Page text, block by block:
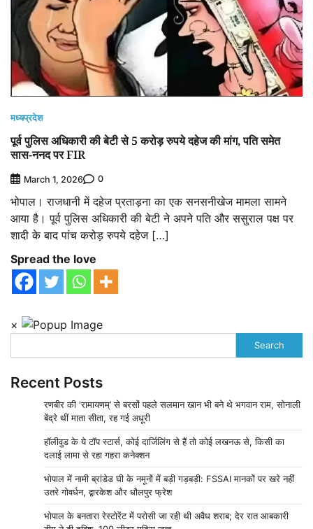
मध्यप्रदेश
पूर्व पुलिस अधिकारी की बेटी से 5 करोड़ रुपये दहेज की मांग, पति समेत
सास-ननद पर FIR
March 1, 2026 0
भोपाल। राजधानी में दहेज प्रताड़ना का एक सनसनीखेज मामला सामने
आया है। पूर्व पुलिस अधिकारी की बेटी ने अपने पति और ससुराल पक्ष पर
शादी के बाद पांच करोड़ रुपये दहेज […]
Spread the love
×
Search
Recent Posts
रणबीर की ‘रामायणम्’ से बरसों पहले सलमान खान भी बने थे भगवान राम, सोनाली
बेंद्रे थीं माता सीता, रह गई अधूरी
हॉलीवुड के ये टॉप स्टार्स, कोई दार्जिलिंग से हैं तो कोई लखनऊ से, किसी का
दलाई लामा से रहा गहरा कनेक्शन
भोपाल में नामी ब्रांडेड घी के नमूनों में बड़ी गड़बड़ी: FSSAI मानकों पर खरे नहीं
उतरे गोवर्धन, द्वारकेश और धौलपुर फ्रेश
भोपाल के बनतारा रेस्टोरेंट में परोसी जा रही थी अवैध शराब; देर रात आबकारी